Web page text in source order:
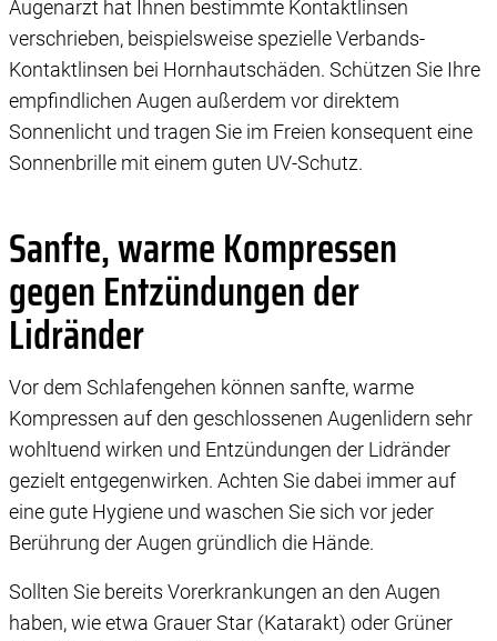
Augenarzt hat Ihnen bestimmte Kontaktlinsen
verschrieben, beispielsweise spezielle Verbands-
Kontaktlinsen bei Hornhautschäden. Schützen Sie Ihre
empfindlichen Augen außerdem vor direktem
Sonnenlicht und tragen Sie im Freien konsequent eine
Sonnenbrille mit einem guten UV-Schutz.
Sanfte, warme Kompressen
gegen Entzündungen der
Lidränder
Vor dem Schlafengehen können sanfte, warme
Kompressen auf den geschlossenen Augenlidern sehr
wohltuend wirken und Entzündungen der Lidränder
gezielt entgegenwirken. Achten Sie dabei immer auf
eine gute Hygiene und waschen Sie sich vor jeder
Berührung der Augen gründlich die Hände.
Sollten Sie bereits Vorerkrankungen an den Augen
haben, wie etwa Grauer Star (Katarakt) oder Grüner